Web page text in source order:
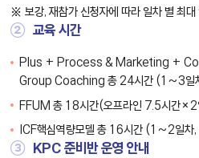
보강, 재참가 신청자에 따라 일차 별 최
② 교육 시간
Plus + Process & Marketing +
Group Coaching 총 24시간 (1~3
FFUM 총 18시간(오프라인 7.5시간
ICF핵심역량모델 총 16시간 (1~2일
③ KPC 준비반 운영 안내